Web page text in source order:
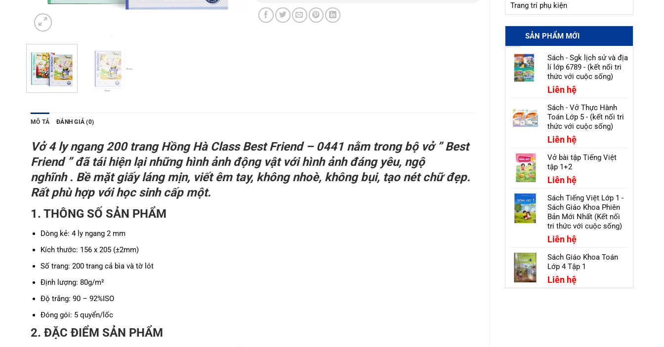
Trang trí phụ kiện
SẢN PHẨM MỚI
Sách - Sgk lịch sử và địa
lí lớp 6789 - (kết nối tri
thức với cuộc sống)
Liên hệ
Sách - Vở Thực Hành
Toán Lớp 5 - (kết nối tri
thức với cuộc sống)
Liên hệ
Vở bài tập Tiếng Việt
tập 1+2
Liên hệ
Sách Tiếng Việt Lớp 1 -
Sách Giáo Khoa Phiên
Bản Mới Nhất (Kết nối
tri thức với cuộc sống)
Liên hệ
Sách Giáo Khoa Toán
Lớp 4 Tập 1
Liên hệ
MÔ TẢ ĐÁNH GIÁ (0)
Vở 4 ly ngang 200 trang Hồng Hà Class Best Friend – 0441 nằm trong bộ vở ” Best
Friend ” đã tái hiện lại những hình ảnh động vật với hình ảnh đáng yêu, ngộ
nghĩnh . Bề mặt giấy láng mịn, viết êm tay, không nhoè, không bụi, tạo nét chữ đẹp.
Rất phù hợp với học sinh cấp một.
1. THÔNG SỐ SẢN PHẨM
Dòng kẻ: 4 ly ngang 2 mm
Kích thước: 156 x 205 (±2mm)
Số trang: 200 trang cả bìa và tờ lót
Định lượng: 80g/m²
Độ trắng: 90 – 92%ISO
Đóng gói: 5 quyển/lốc
2. ĐẶC ĐIỂM SẢN PHẨM